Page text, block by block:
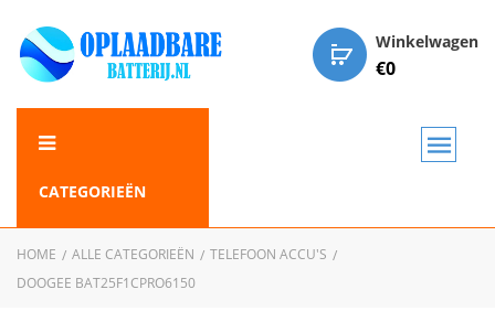
Winkelwagen
€0
CATEGORIEËN
HOME ALLE CATEGORIEËN
TELEFOON ACCU'S
DOOGEE BAT25F1CPRO6150